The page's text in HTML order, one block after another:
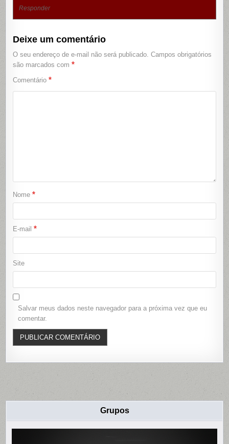
Responder
Deixe um comentário
O seu endereço de e-mail não será publicado. Campos obrigatórios
são marcados com*
Comentário*
Nome*
E-mail*
Site
Salvar meus dados neste navegador para a próxima vez que eu
comentar.
Grupos